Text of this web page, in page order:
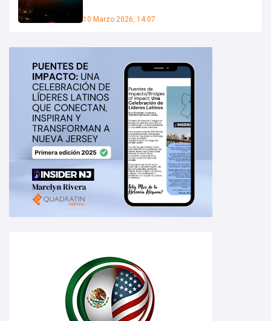
10 Marzo 2026, 14:07